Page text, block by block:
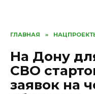
ГЛАВНАЯ »
На Дону
СВО
заявок на